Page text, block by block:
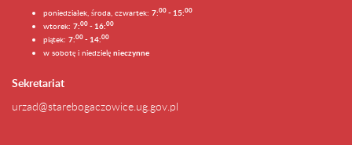
poniedziałek, środa, czwartek: 7:00 - 15:00
wtorek: 7:00 - 16:00
piątek: 7:00 - 14:00
w sobotę i niedzielę nieczynne
Sekretariat
urzad@starebogaczowice.ug.gov.pl